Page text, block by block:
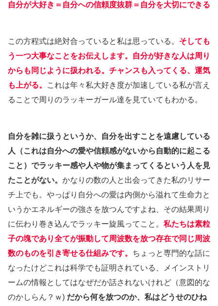
自分が大好き＝自分への信頼度抜群＝自分を大切にできる
この方程式は絶対合っていると私は思っている。 そしても
う一つ大事なことをお伝えします。自分が好きな人は周り
からも同じように扱われる。チャンスも入ってくる、運気
も上がる。
これは年々私大好き度が加速している私が言え
ることで周りのラッキーガール達を見ていてもわかる。
自分を雑に扱うというか、自分を出すことを遠慮している
人（これは自分への愛や信頼感がないから自動的に起こる
こと）でラッキー感や人や物が集まってくるという人を見
たことがない。 かなりの数の人と出会ってきた私のリサー
チ上でも。やっぱり自分への愛は内側から溢れて生命力と
いうかエネルギーの強さを放つんですよね、その結果周り
に伝わり巻き込んでラッキー旋風ってこと。 私たちは素粒
子の塊であり全てが振動して周波数を放つ存在で同じ周波
数のものを引き寄せる仕組みです。 ちょっと専門的な話に
なったけどこれは科学でも証明されている、メインストリ
ームの情報としてはなぜだか話されないけれど（意図的な
のかしらん？ｗ) だから何を放つのか、私はどうせのひね